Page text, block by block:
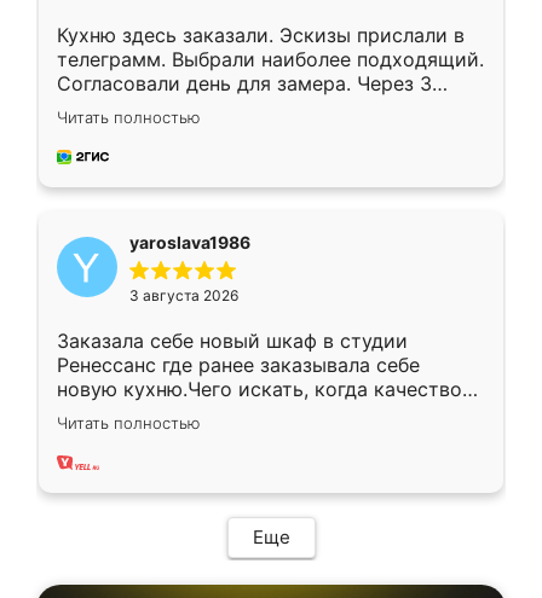
Кухню здесь заказали. Эскизы прислали в
телеграмм. Выбрали наиболее подходящий.
Согласовали день для замера. Через 3
недели кухня была уже готова. Остались
довольны работой. Спасибо Ренессанс
мебель за качественную работу!
Читать полностью
yaroslava1986
3 августа 2026
Заказала себе новый шкаф в студии
Ренессанс где ранее заказывала себе
новую кухню.Чего искать, когда качеством
вполне довольна. Служит кухня уже почти
два года, нареканий нет.
Читать полностью
Еще